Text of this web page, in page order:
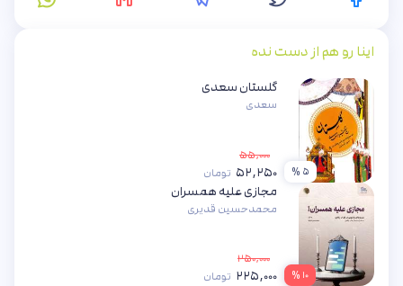
اینا رو هم از دست نده
۵ %
گلستان سعدی
سعدی
۵۵,۰۰۰
۵۲,۲۵۰ تومان
۱۰ %
مجازی علیه همسران
محمدحسین قدیری
۲۵۰,۰۰۰
۲۲۵,۰۰۰ تومان